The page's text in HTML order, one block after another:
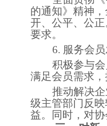
的通知》精神
开、公平、公
要求。
6. 服务会
积极参与
满足会员需求
推动解决
级主管部门反
益。同时，对